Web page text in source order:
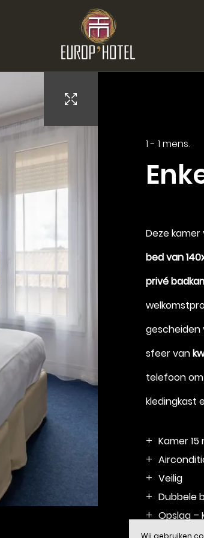
europ.bergerac@brithotel.fr
Aankomst
Augustus 2026
1 - 1 mens.
Deze kamer
bed van
privé
gescheiden
sfeer van
telefoon
kledingkast
Kamer 15
Veilig
Dubbele
Opslag –
Wij gebruiken